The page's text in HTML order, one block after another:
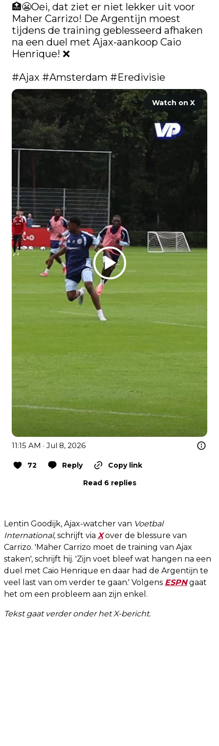
🏥😬Oei, dat ziet er niet lekker uit voor
Maher Carrizo! De Argentijn moest
tijdens de training geblesseerd afhaken
na een duel met Ajax-aankoop Caio
Henrique! ❌
#Ajax #Amsterdam #Eredivisie
Watch on X
11:15 AM · Jul 8, 2026
72 Reply
Copy link
Read 6 replies
Lentin Goodijk, Ajax-watcher van Voetbal
International, schrijft via Xover de blessure van
Carrizo. 'Maher Carrizo moet de training van Ajax
staken', schrijft hij. 'Zijn voet bleef wat hangen na een
duel met Caio Henrique en daar had de Argentijn te
veel last van om verder te gaan.' Volgens ESPNgaat
het om een probleem aan zijn enkel.
Tekst gaat verder onder het X-bericht.